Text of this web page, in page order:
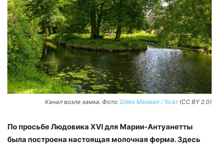
Канал возле замка. Фото: Gilles Messian / flickr(CC BY 2.0)
По просьбе Людовика XVI для Марии-Антуанетты
была построена настоящая молочная ферма. Здесь